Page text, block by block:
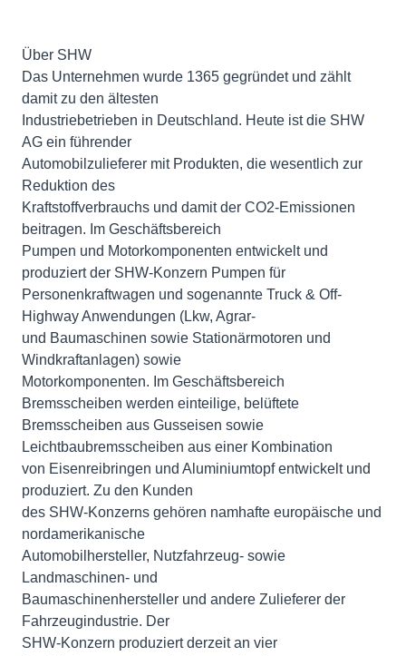
Über SHW
Das Unternehmen wurde 1365 gegründet und zählt
damit zu den ältesten
Industriebetrieben in Deutschland. Heute ist die SHW
AG ein führender
Automobilzulieferer mit Produkten, die wesentlich zur
Reduktion des
Kraftstoffverbrauchs und damit der CO2-Emissionen
beitragen. Im Geschäftsbereich
Pumpen und Motorkomponenten entwickelt und
produziert der SHW-Konzern Pumpen für
Personenkraftwagen und sogenannte Truck & Off-
Highway Anwendungen (Lkw, Agrar-
und Baumaschinen sowie Stationärmotoren und
Windkraftanlagen) sowie
Motorkomponenten. Im Geschäftsbereich
Bremsscheiben werden einteilige, belüftete
Bremsscheiben aus Gusseisen sowie
Leichtbaubremsscheiben aus einer Kombination
von Eisenreibringen und Aluminiumtopf entwickelt und
produziert. Zu den Kunden
des SHW-Konzerns gehören namhafte europäische und
nordamerikanische
Automobilhersteller, Nutzfahrzeug- sowie
Landmaschinen- und
Baumaschinenhersteller und andere Zulieferer der
Fahrzeugindustrie. Der
SHW-Konzern produziert derzeit an vier